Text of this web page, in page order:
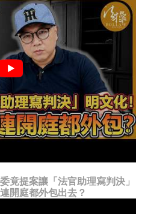
竟提案讓「法官助理寫判決」
開庭都外包出去？